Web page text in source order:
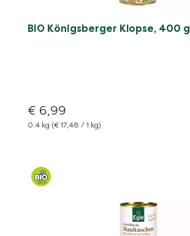
BIO Königsberger Klopse, 400 g
€ 6,99
0.4 kg (€ 17,48 / 1 kg)